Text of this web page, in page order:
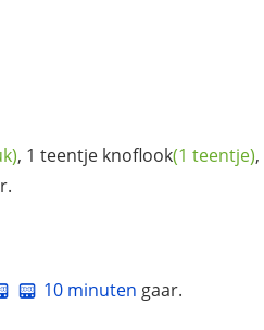
, 1 teentje knoflook(1 teentje),
10 minuten gaar.